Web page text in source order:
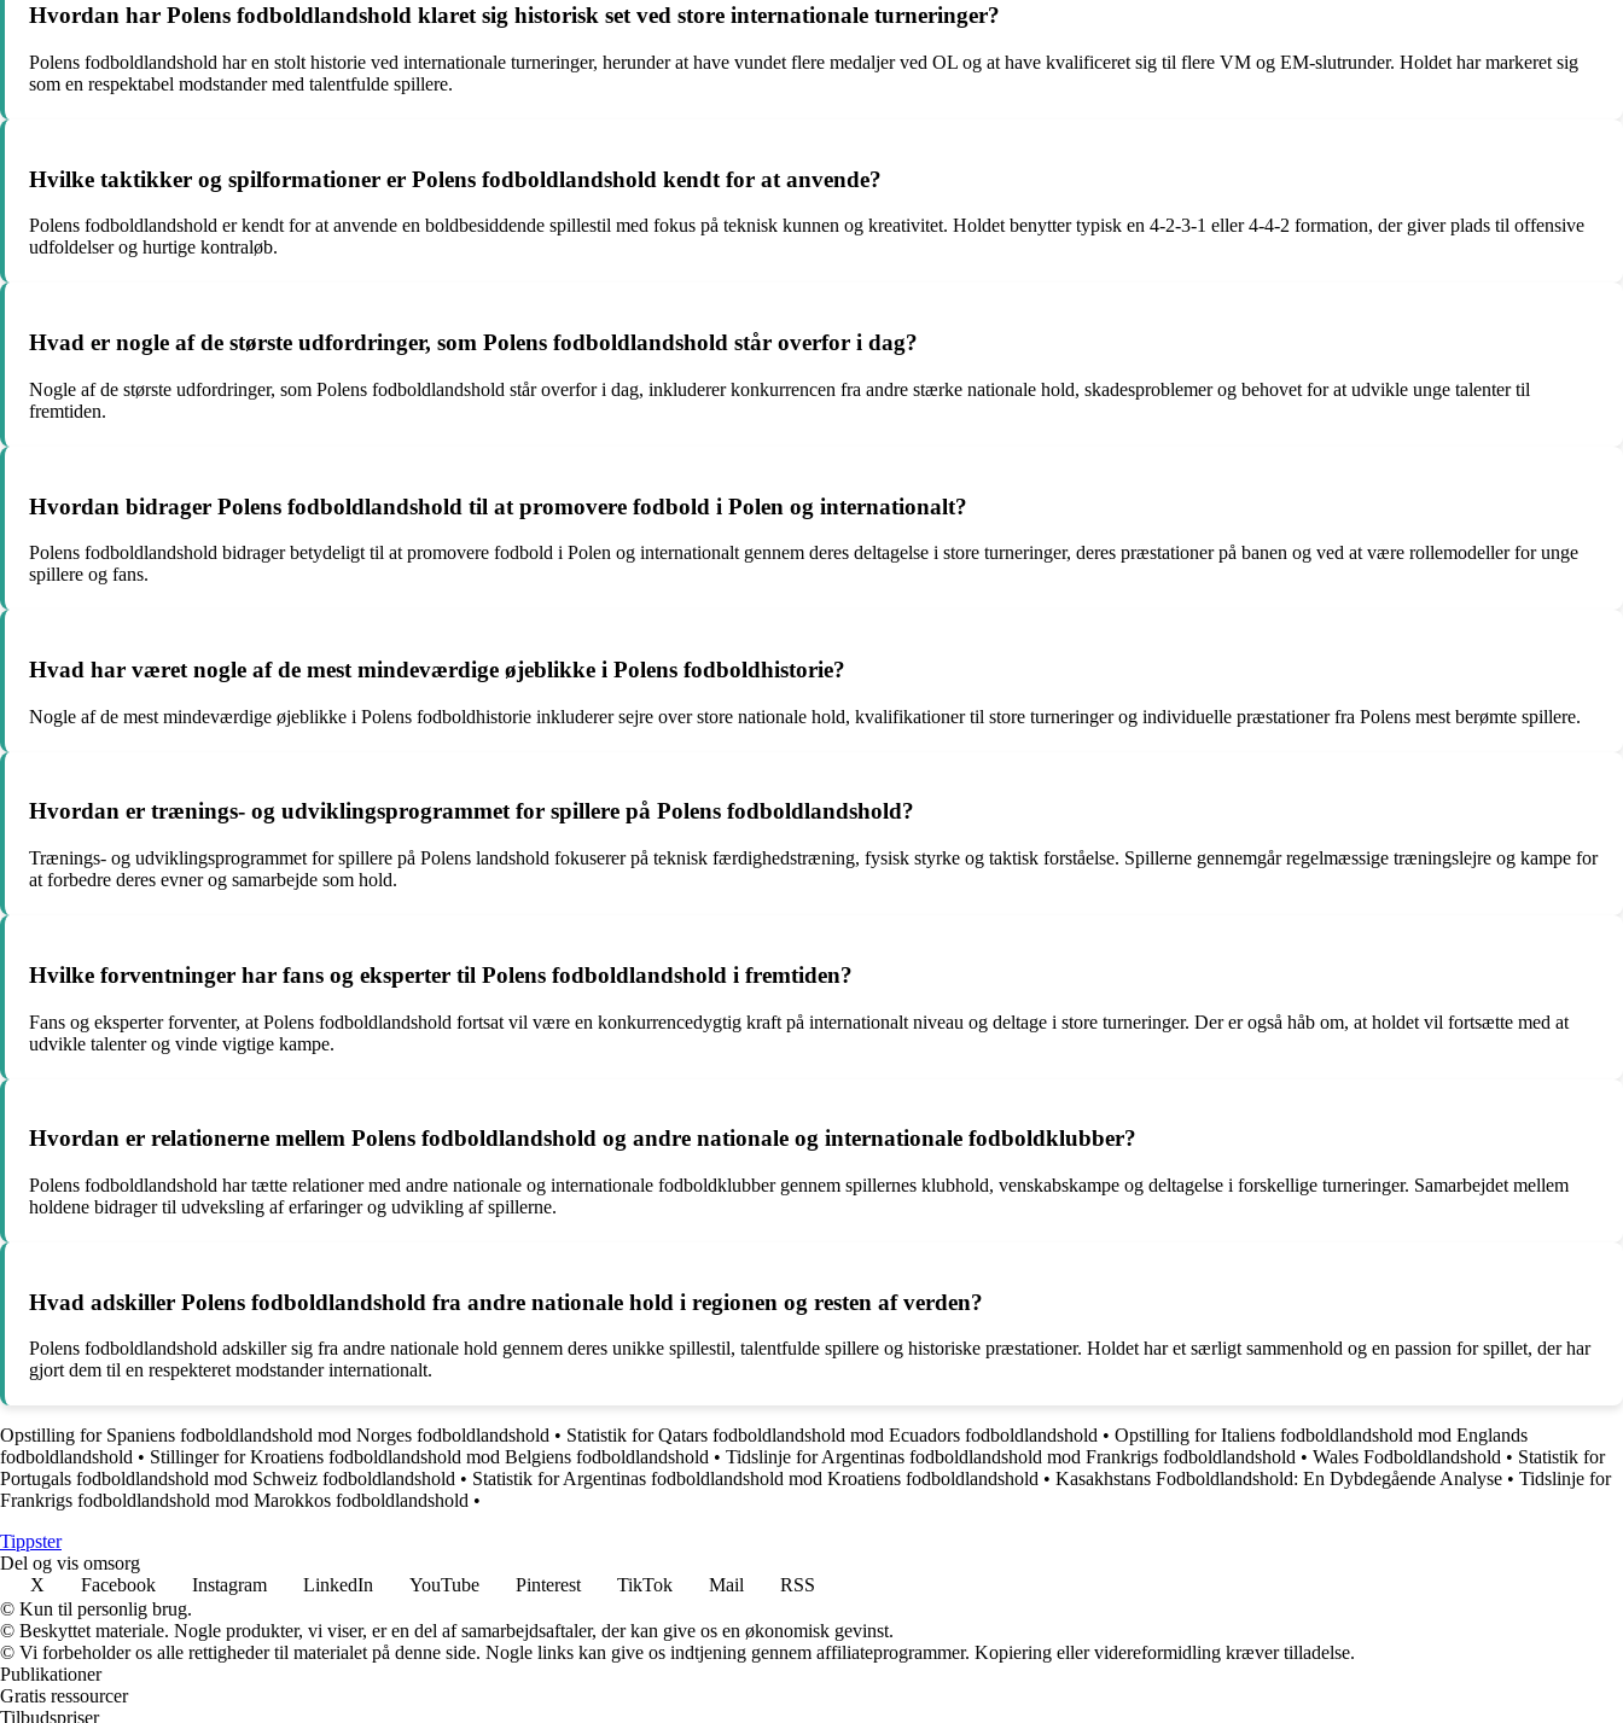
Hvordan har Polens fodboldlandshold klaret sig historisk set ved store internationale turneringer?
Polens fodboldlandshold har en stolt historie ved internationale turneringer, herunder at have vundet flere medaljer ved OL og at have kvalificeret sig til flere VM og EM-slutrunder. Holdet har markeret sig
som en respektabel modstander med talentfulde spillere.
Hvilke taktikker og spilformationer er Polens fodboldlandshold kendt for at anvende?
Polens fodboldlandshold er kendt for at anvende en boldbesiddende spillestil med fokus på teknisk kunnen og kreativitet. Holdet benytter typisk en 4-2-3-1 eller 4-4-2 formation, der giver plads til offensive
udfoldelser og hurtige kontraløb.
Hvad er nogle af de største udfordringer, som Polens fodboldlandshold står overfor i dag?
Nogle af de største udfordringer, som Polens fodboldlandshold står overfor i dag, inkluderer konkurrencen fra andre stærke nationale hold, skadesproblemer og behovet for at udvikle unge talenter til
fremtiden.
Hvordan bidrager Polens fodboldlandshold til at promovere fodbold i Polen og internationalt?
Polens fodboldlandshold bidrager betydeligt til at promovere fodbold i Polen og internationalt gennem deres deltagelse i store turneringer, deres præstationer på banen og ved at være rollemodeller for unge
spillere og fans.
Hvad har været nogle af de mest mindeværdige øjeblikke i Polens fodboldhistorie?
Nogle af de mest mindeværdige øjeblikke i Polens fodboldhistorie inkluderer sejre over store nationale hold, kvalifikationer til store turneringer og individuelle præstationer fra Polens mest berømte spillere.
Hvordan er trænings- og udviklingsprogrammet for spillere på Polens fodboldlandshold?
Trænings- og udviklingsprogrammet for spillere på Polens landshold fokuserer på teknisk færdighedstræning, fysisk styrke og taktisk forståelse. Spillerne gennemgår regelmæssige træningslejre og kampe for
at forbedre deres evner og samarbejde som hold.
Hvilke forventninger har fans og eksperter til Polens fodboldlandshold i fremtiden?
Fans og eksperter forventer, at Polens fodboldlandshold fortsat vil være en konkurrencedygtig kraft på internationalt niveau og deltage i store turneringer. Der er også håb om, at holdet vil fortsætte med at
udvikle talenter og vinde vigtige kampe.
Hvordan er relationerne mellem Polens fodboldlandshold og andre nationale og internationale fodboldklubber?
Polens fodboldlandshold har tætte relationer med andre nationale og internationale fodboldklubber gennem spillernes klubhold, venskabskampe og deltagelse i forskellige turneringer. Samarbejdet mellem
holdene bidrager til udveksling af erfaringer og udvikling af spillerne.
Hvad adskiller Polens fodboldlandshold fra andre nationale hold i regionen og resten af verden?
Polens fodboldlandshold adskiller sig fra andre nationale hold gennem deres unikke spillestil, talentfulde spillere og historiske præstationer. Holdet har et særligt sammenhold og en passion for spillet, der har
gjort dem til en respekteret modstander internationalt.
Opstilling for Spaniens fodboldlandshold mod Norges fodboldlandshold • Statistik for Qatars fodboldlandshold mod Ecuadors fodboldlandshold • Opstilling for Italiens fodboldlandshold mod Englands
fodboldlandshold • Stillinger for Kroatiens fodboldlandshold mod Belgiens fodboldlandshold • Tidslinje for Argentinas fodboldlandshold mod Frankrigs fodboldlandshold • Wales Fodboldlandshold • Statistik for
Portugals fodboldlandshold mod Schweiz fodboldlandshold • Statistik for Argentinas fodboldlandshold mod Kroatiens fodboldlandshold • Kasakhstans Fodboldlandshold: En Dybdegående Analyse • Tidslinje for
Frankrigs fodboldlandshold mod Marokkos fodboldlandshold •
Tippster
Del og vis omsorg
X
Facebook Instagram LinkedIn YouTube Pinterest TikTok Mail
RSS
© Kun til personlig brug.
© Beskyttet materiale. Nogle produkter, vi viser, er en del af samarbejdsaftaler, der kan give os en økonomisk gevinst.
© Vi forbeholder os alle rettigheder til materialet på denne side. Nogle links kan give os indtjening gennem affiliateprogrammer. Kopiering eller videreformidling kræver tilladelse.
Publikationer
Gratis ressourcer
Tilbudspriser